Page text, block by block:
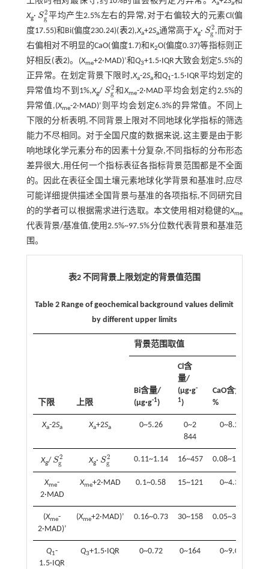
a a
Xg· S2
g
Sg2平均产生2.5%左右的异常,对于右偏较大的元素Cl(偏
度17.55)和Bi(偏度230.24)(表2),Xa+2Sa通常高于Xg· S2
g
Sg2,而对于
右偏相对不明显的CaO(偏度1.7)和K2O(偏度0.37)等指标则正
好相反(表2)。(Xme+2·MAD)’和Q3+1.5·IQR大致会划定5.5%的
正异常。在划定背景下限时,Xa-2Sa和Q1-1.5·IQR平均划定的
异常值均不到1%,Xg/ S2
g
Sg2和Xme-2·MAD平均会划定约2.5%的
异常值,(Xme-2·MAD)’则平均会划定6.3%的异常值。不同上
下限的分析表明,不同背景上限对不同地球化学指标的筛选
能力不尽相同。对于全国尺度的数据来说,这主要是由于影
响地球化学元素分布的因素十分复杂,不同指标的分布形态
差异很大,用任何一个指标表征各指标背景范围都是不全面
的。因此在表征全国土壤元素地球化学背景和基准时,应尽
可能详细提供描述全国背景与基准的各项指标,不同研究目
的的学者可以根据需求进行选取。本文使用相对稳健的Xme
代表背景/基准值,使用2.5%~97.5%分位数代表背景和基准范
围。
表2 不同背景上限划定的背景值范围
Table 2 Range of geochemical background values delimit
by different upper limits
下限 上限
背景范围取值
Bi含量/
(μg·g-1)
Cl含
量/
(μg·g-
1)
CaO含量/
%
Xa-2Sa Xa+2Sa 0~5.26
0~2
844
0~8.26
Xg/ S2
g
Sg2 Xg· S2
g
Sg2 0.11~1.14 16~457 0.08~17.77
Xme-
2·MAD
Xme+2·MAD 0.1~0.58 15~121 0~4.38
(Xme-
2·MAD)’
(Xme+2·MAD)’ 0.16~0.73 30~158 0.05~35.08
Q1-
1.5·IQR
Q3+1.5·IQR 0~0.72 0~164 0~9.06